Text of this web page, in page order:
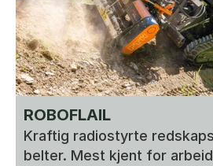
ROBOFLAIL
Kraftig radiostyrte
belter. Mest kjent for